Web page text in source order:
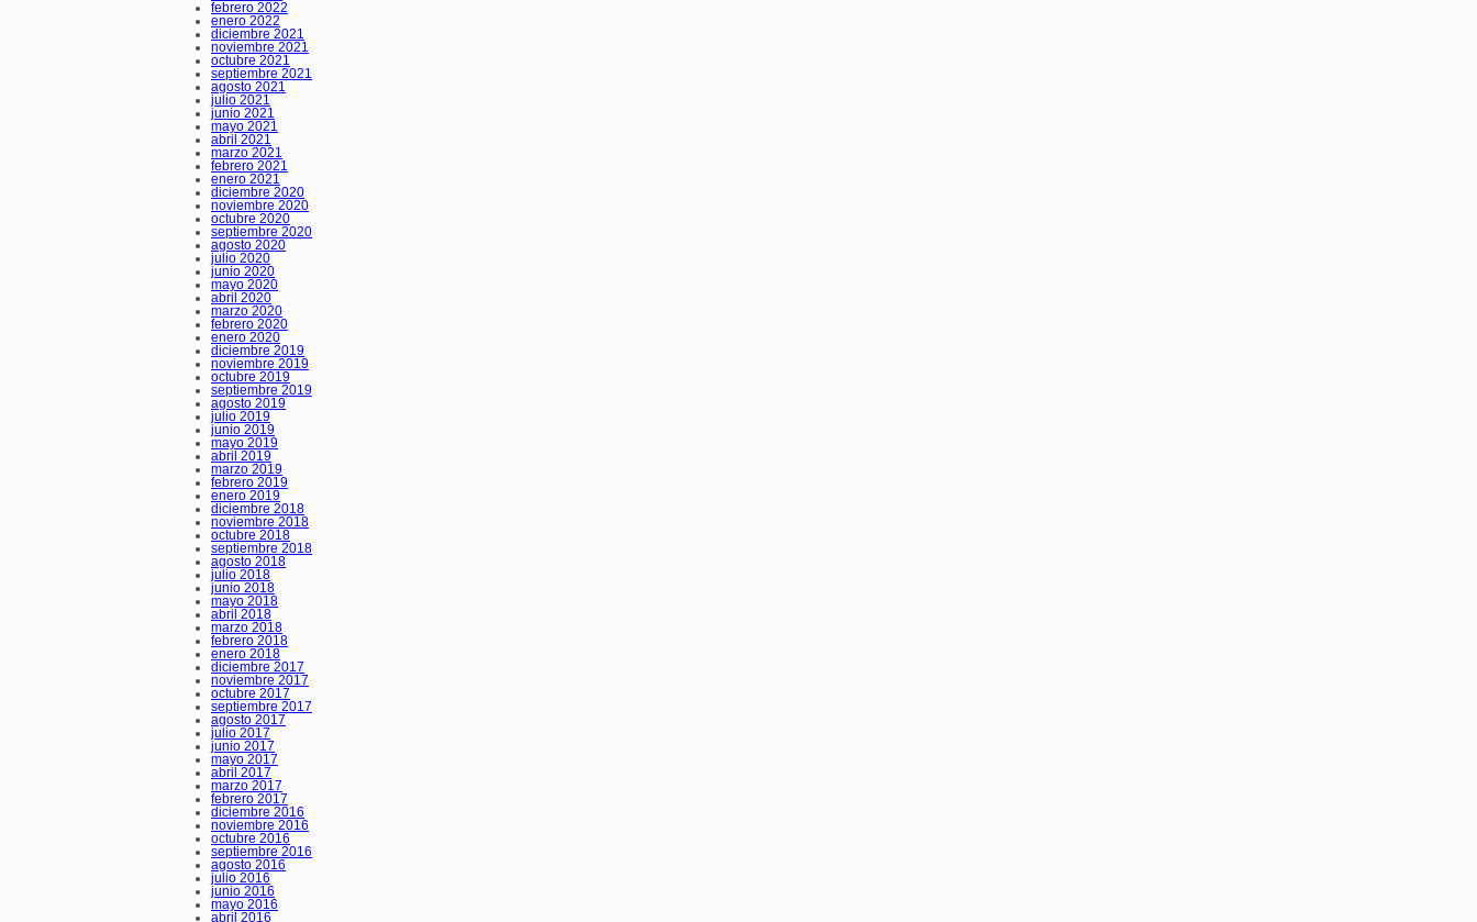
febrero 2022
enero 2022
diciembre 2021
noviembre 2021
octubre 2021
septiembre 2021
agosto 2021
julio 2021
junio 2021
mayo 2021
abril 2021
marzo 2021
febrero 2021
enero 2021
diciembre 2020
noviembre 2020
octubre 2020
septiembre 2020
agosto 2020
julio 2020
junio 2020
mayo 2020
abril 2020
marzo 2020
febrero 2020
enero 2020
diciembre 2019
noviembre 2019
octubre 2019
septiembre 2019
agosto 2019
julio 2019
junio 2019
mayo 2019
abril 2019
marzo 2019
febrero 2019
enero 2019
diciembre 2018
noviembre 2018
octubre 2018
septiembre 2018
agosto 2018
julio 2018
junio 2018
mayo 2018
abril 2018
marzo 2018
febrero 2018
enero 2018
diciembre 2017
noviembre 2017
octubre 2017
septiembre 2017
agosto 2017
julio 2017
junio 2017
mayo 2017
abril 2017
marzo 2017
febrero 2017
diciembre 2016
noviembre 2016
octubre 2016
septiembre 2016
agosto 2016
julio 2016
junio 2016
mayo 2016
abril 2016